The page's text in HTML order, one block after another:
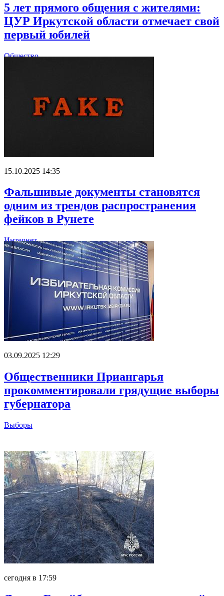
5 лет прямого общения с жителями:
ЦУР Иркутской области отмечает свой
первый юбилей
Общество
15.10.2025 14:35
Фальшивые документы становятся
одним из трендов распространения
фейков в Рунете
Интернет
03.09.2025 12:29
Общественники Приангарья
прокомментировали грядущие выборы
губернатора
Выборы
сегодня в 17:59